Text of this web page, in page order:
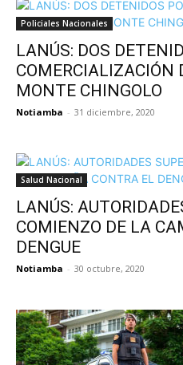
Policiales Nacionales
LANÚS: DOS
COMERCIALIZACIÓN
MONTE CHINGOLO
Notiamba - 31 diciembre, 2020
Salud Nacional
LANÚS:
COMIENZO DE LA
DENGUE
Notiamba - 30 octubre, 2020